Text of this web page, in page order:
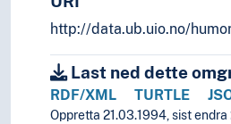
Utvelgelse
Utvikling
Varsling
Vedtekter
Verdibegrepet
http://data.ub.uio.no/
Last ned dette
RDF/XML TURTLE
Oppretta 21.03.1994, sist